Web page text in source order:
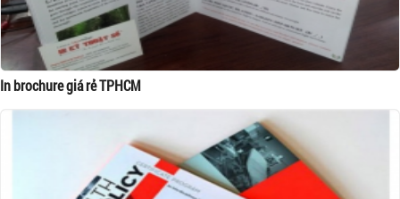
In brochure giá rẻ TPHCM